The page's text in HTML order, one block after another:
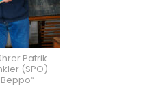
Patrik
(SPÖ)